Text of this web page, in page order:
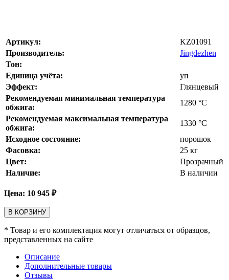
Артикул:
KZ01091
Производитель:
Jingdezhen
Тон:
Единица учёта:
уп
Эффект:
Глянцевый
Рекомендуемая минимальная температура
обжига:
1280 °С
Рекомендуемая максимальная температура
обжига:
1330 °С
Исходное состояние:
порошок
Фасовка:
25 кг
Цвет:
Прозрачный
Наличие:
В наличии
Цена: 10 945 ₽
В КОРЗИНУ
* Товар и его комплектация могут отличаться от образцов,
представленных на сайте
Описание
Дополнительные товары
Отзывы